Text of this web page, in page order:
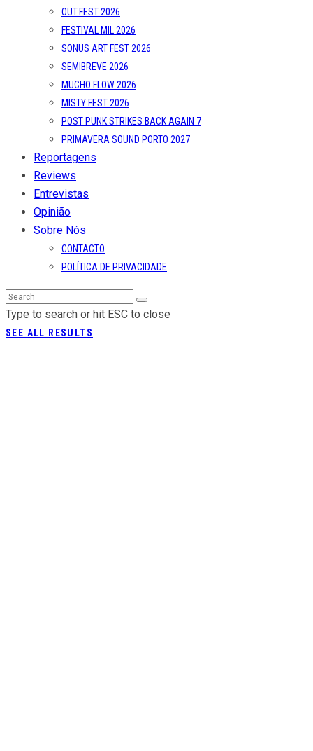
OUT.FEST 2026
FESTIVAL MIL 2026
SONUS ART FEST 2026
SEMIBREVE 2026
MUCHO FLOW 2026
MISTY FEST 2026
POST PUNK STRIKES BACK AGAIN 7
PRIMAVERA SOUND PORTO 2027
Reportagens
Reviews
Entrevistas
Opinião
Sobre Nós
CONTACTO
POLÍTICA DE PRIVACIDADE
Type to search or hit ESC to close
SEE ALL RESULTS